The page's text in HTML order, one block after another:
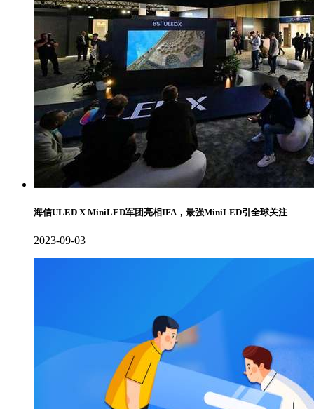
海信ULED X MiniLED军团亮相IFA，最强MiniLED引全球关注
2023-09-03